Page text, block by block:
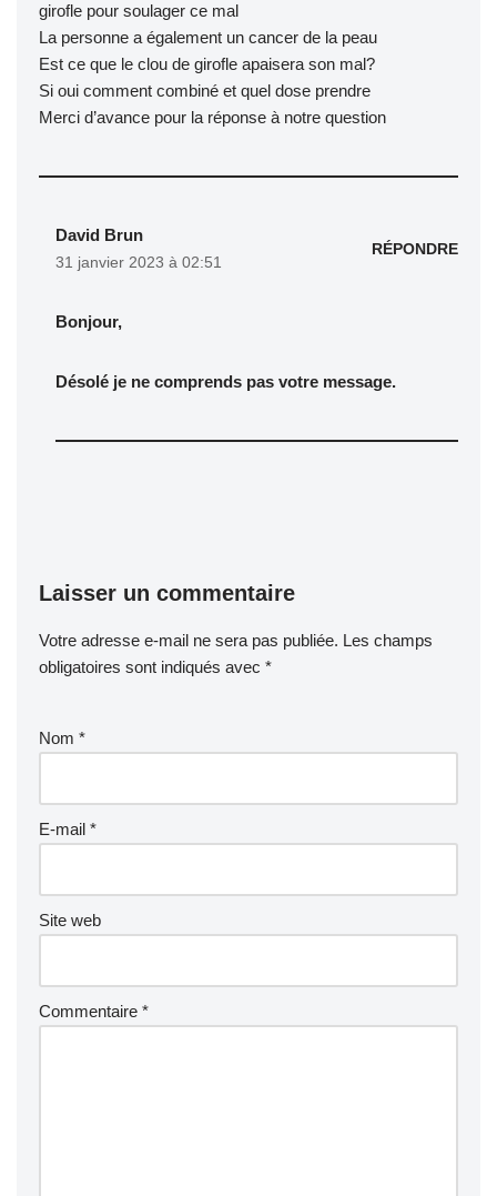
girofle pour soulager ce mal
La personne a également un cancer de la peau
Est ce que le clou de girofle apaisera son mal?
Si oui comment combiné et quel dose prendre
Merci d’avance pour la réponse à notre question
David Brun
31 janvier 2023 à 02:51
RÉPONDRE
Bonjour,
Désolé je ne comprends pas votre message.
Laisser un commentaire
Votre adresse e-mail ne sera pas publiée. Les champs
obligatoires sont indiqués avec *
Nom *
E-mail *
Site web
Commentaire *